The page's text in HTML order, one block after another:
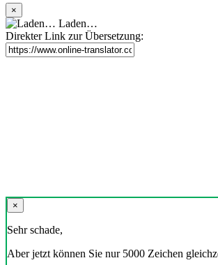
×
Laden…
Direkter Link zur Übersetzung:
×
Sehr schade,
Aber jetzt können Sie nur 5000 Zeichen